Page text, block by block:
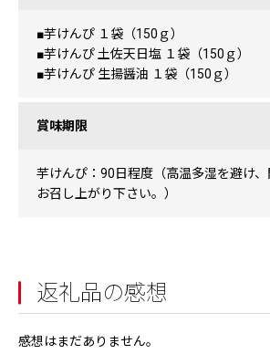
■芋けんぴ １袋（150ｇ）
■芋けんぴ 土佐天日塩 １袋（150ｇ）
■芋けんぴ 生揚醤油 １袋（150ｇ）
賞味期限
芋けんぴ：90日程度（高温多湿を避け
お召し上がり下さい。）
返礼品の感想
感想はまだありません。